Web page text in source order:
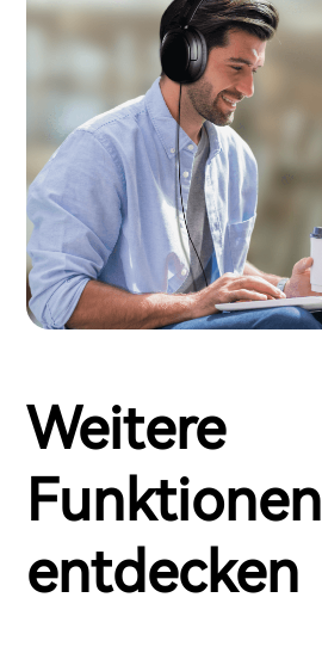
Weitere
Funktionen
entdecken